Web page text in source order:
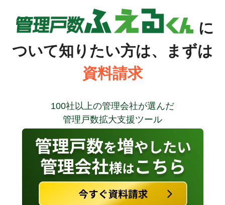
に
ついて知りたい方は、まずは
資料請求
100社以上の管理会社が選んだ
管理戸数拡大支援ツール